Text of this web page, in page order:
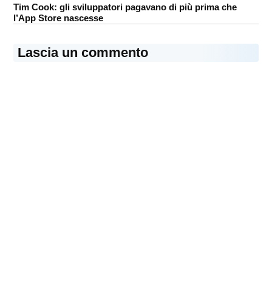
Tim Cook: gli sviluppatori pagavano di più prima che
l’App Store nascesse
Lascia un commento